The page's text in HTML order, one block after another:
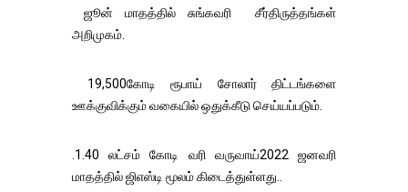
ஜூன் மாதத்தில் சுங்கவரி சீர்திருத்தங்கள்
அறிமுகம்.
19,500கோடி ரூபாய் சோலார் திட்டங்களை
ஊக்குவிக்கும் வகையில் ஒதுக்கீடு செய்யப்படும்.
.1.40 லட்சம் கோடி வரி வருவாய்2022 ஜனவரி
மாதத்தில் ஜிஎஸ்டி மூலம் கிடைத்துள்ளது..